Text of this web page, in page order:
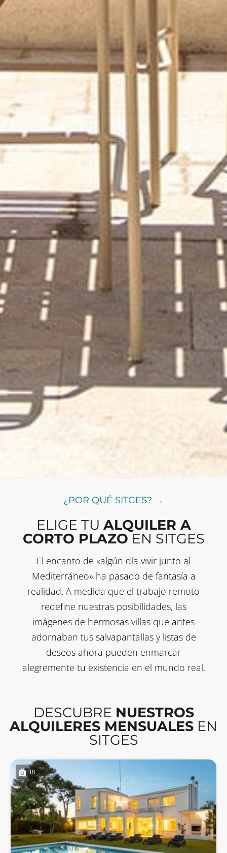
¿POR QUÉ SITGES? →
ELIGE TU ALQUILER A
CORTO PLAZO EN SITGES
El encanto de «algún día vivir junto al
Mediterráneo» ha pasado de fantasía a
realidad. A medida que el trabajo remoto
redefine nuestras posibilidades, las
imágenes de hermosas villas que antes
adornaban tus salvapantallas y listas de
deseos ahora pueden enmarcar
alegremente tu existencia en el mundo real.
DESCUBRE NUESTROS
ALQUILERES MENSUALES EN
SITGES
38